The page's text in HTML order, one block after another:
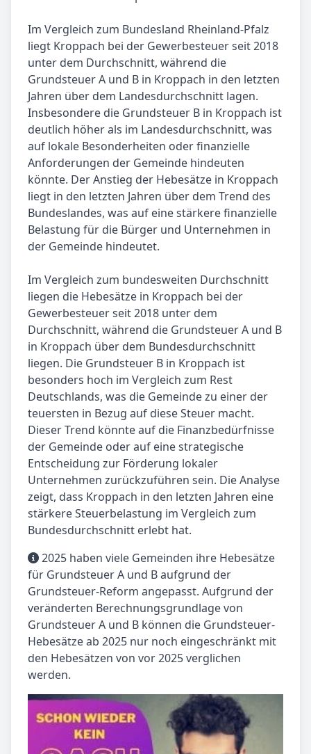
Im Vergleich zum Bundesland Rheinland-Pfalz
liegt Kroppach bei der Gewerbesteuer seit 2018
unter dem Durchschnitt, während die
Grundsteuer A und B in Kroppach in den letzten
Jahren über dem Landesdurchschnitt lagen.
Insbesondere die Grundsteuer B in Kroppach ist
deutlich höher als im Landesdurchschnitt, was
auf lokale Besonderheiten oder finanzielle
Anforderungen der Gemeinde hindeuten
könnte. Der Anstieg der Hebesätze in Kroppach
liegt in den letzten Jahren über dem Trend des
Bundeslandes, was auf eine stärkere finanzielle
Belastung für die Bürger und Unternehmen in
der Gemeinde hindeutet.
Im Vergleich zum bundesweiten Durchschnitt
liegen die Hebesätze in Kroppach bei der
Gewerbesteuer seit 2018 unter dem
Durchschnitt, während die Grundsteuer A und B
in Kroppach über dem Bundesdurchschnitt
liegen. Die Grundsteuer B in Kroppach ist
besonders hoch im Vergleich zum Rest
Deutschlands, was die Gemeinde zu einer der
teuersten in Bezug auf diese Steuer macht.
Dieser Trend könnte auf die Finanzbedürfnisse
der Gemeinde oder auf eine strategische
Entscheidung zur Förderung lokaler
Unternehmen zurückzuführen sein. Die Analyse
zeigt, dass Kroppach in den letzten Jahren eine
stärkere Steuerbelastung im Vergleich zum
Bundesdurchschnitt erlebt hat.
2025 haben viele Gemeinden ihre Hebesätze
für Grundsteuer A und B aufgrund der
Grundsteuer-Reform angepasst. Aufgrund der
veränderten Berechnungsgrundlage von
Grundsteuer A und B können die Grundsteuer-
Hebesätze ab 2025 nur noch eingeschränkt mit
den Hebesätzen von vor 2025 verglichen
werden.